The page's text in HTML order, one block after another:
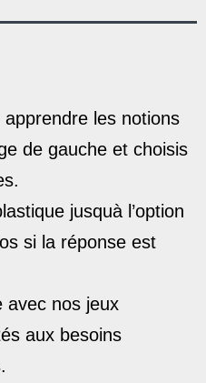
apprendre les notions
de gauche et choisis
jusquà l’option
si la réponse est
avec nos jeux
aux besoins